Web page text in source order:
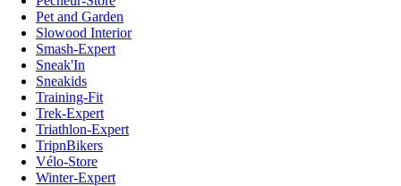
Pet and Garden
Slowood Interior
Smash-Expert
Sneak'In
Sneakids
Training-Fit
Trek-Expert
Triathlon-Expert
TripnBikers
Vélo-Store
Winter-Expert